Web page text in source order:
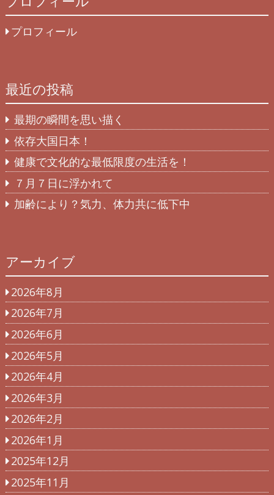
プロフィール
最近の投稿
最期の瞬間を思い描く
依存大国日本！
健康で文化的な最低限度の生活を！
７月７日に浮かれて
加齢により？気力、体力共に低下中
アーカイブ
2026年8月
2026年7月
2026年6月
2026年5月
2026年4月
2026年3月
2026年2月
2026年1月
2025年12月
2025年11月